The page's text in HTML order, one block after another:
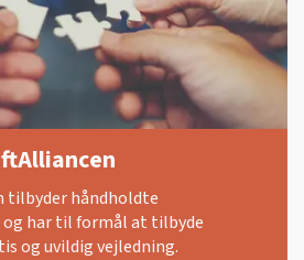
tilbyder håndholdte
har til formål at tilbyde
og uvildig vejledning.